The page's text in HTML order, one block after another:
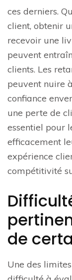
ces derniers.
client, obtenir
recevoir une
peuvent
clients. Les
peuvent nuire
confiance
une perte de
essentiel pour
efficacement
expérience
compétitivité
de
Une des